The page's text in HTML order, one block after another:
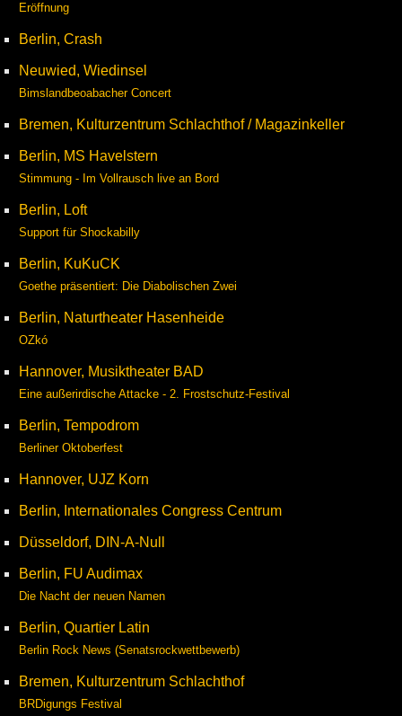
Eröffnung
Berlin, Crash
Neuwied, Wiedinsel
Bimslandbeoabacher Concert
Bremen, Kulturzentrum Schlachthof / Magazinkeller
Berlin, MS Havelstern
Stimmung - Im Vollrausch live an Bord
Berlin, Loft
Support für Shockabilly
Berlin, KuKuCK
Goethe präsentiert: Die Diabolischen Zwei
Berlin, Naturtheater Hasenheide
OZkó
Hannover, Musiktheater BAD
Eine außerirdische Attacke - 2. Frostschutz-Festival
Berlin, Tempodrom
Berliner Oktoberfest
Hannover, UJZ Korn
Berlin, Internationales Congress Centrum
Düsseldorf, DIN-A-Null
Berlin, FU Audimax
Die Nacht der neuen Namen
Berlin, Quartier Latin
Berlin Rock News (Senatsrockwettbewerb)
Bremen, Kulturzentrum Schlachthof
BRDigungs Festival